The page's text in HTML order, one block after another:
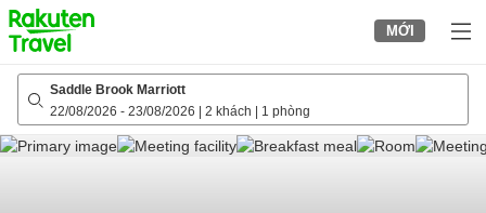
to
top
page
MỚI
Saddle Brook Marriott
22/08/2026 - 23/08/2026 2 khách 1 phòng